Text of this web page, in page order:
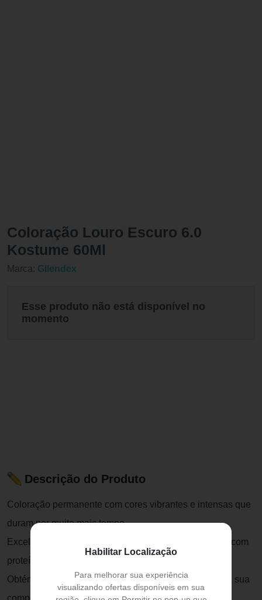
Habilitar Localização
Para melhorar sua experiência
visualizando ofertas disponíveis em sua
Coloração Louro Escuro 6.0
Kostume 60Ml
Marca: Gllendex
Esse produto não está disponível no
momento
Descrição do Produto
Coloração permanente com cores vibrantes e intensas que
duram por muito mais tempo.
Excelente cobertura dos fios graças à sua formulação com
proteína hidrolisada.
Obtém-se um resultado altamente qualitativo, devido à sua